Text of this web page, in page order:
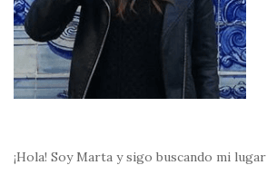
¡Hola! Soy Marta y sigo buscando mi